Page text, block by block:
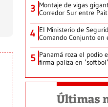
3 Montaje de vigas
Corredor Sur entre
4 El Ministerio de
Comando Conjunto en
5 Panamá roza el podio
firma paliza en
Últimas